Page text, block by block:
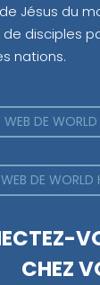
Jésus du
disciples
nations.
WEB DE
DE WORLD
CHEZ